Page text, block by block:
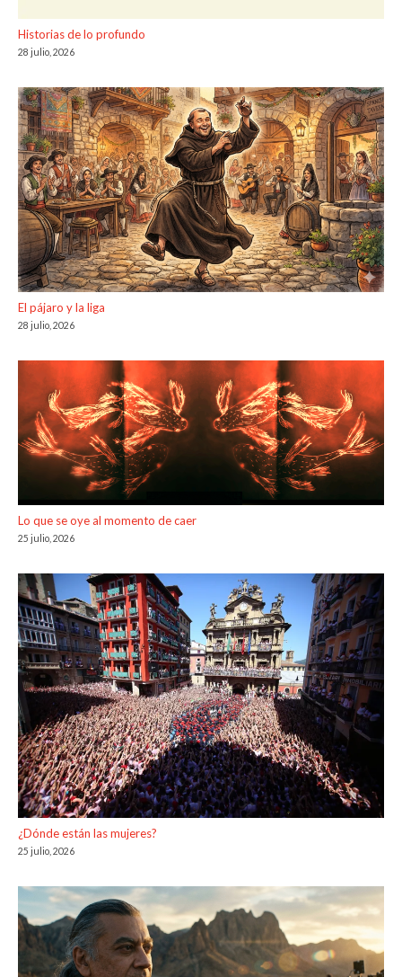
Historias de lo profundo
28 julio, 2026
El pájaro y la liga
28 julio, 2026
Lo que se oye al momento de caer
25 julio, 2026
¿Dónde están las mujeres?
25 julio, 2026